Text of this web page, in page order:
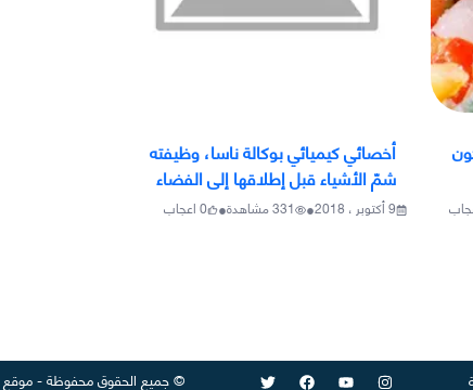
أخصائي كيميائي بوكالة ناسا، وظيفته
شمّ الأشياء قبل إطلاقها إلى الفضاء
9 أكتوبر ، 2018 •
331مشاهدة•
0اعجاب
©جميع الحقوق محفوظة-موقع